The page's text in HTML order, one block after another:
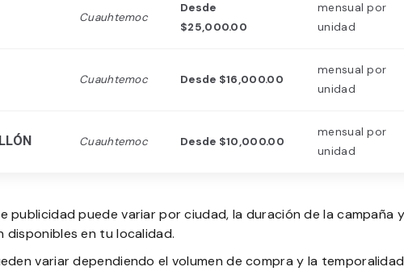
Cuauhtemoc
Desde
$25,000.00
mensual por
unidad
Cuauhtemoc Desde $16,000.00
mensual por
unidad
Cuauhtemoc Desde $10,000.00
mensual por
unidad
publicidad puede variar por ciudad, la duración de la
disponibles en tu localidad.
variar dependiendo el volumen de compra y la